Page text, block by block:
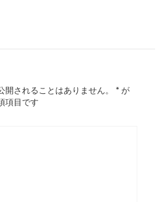
開されることはありません。 * が
項目です